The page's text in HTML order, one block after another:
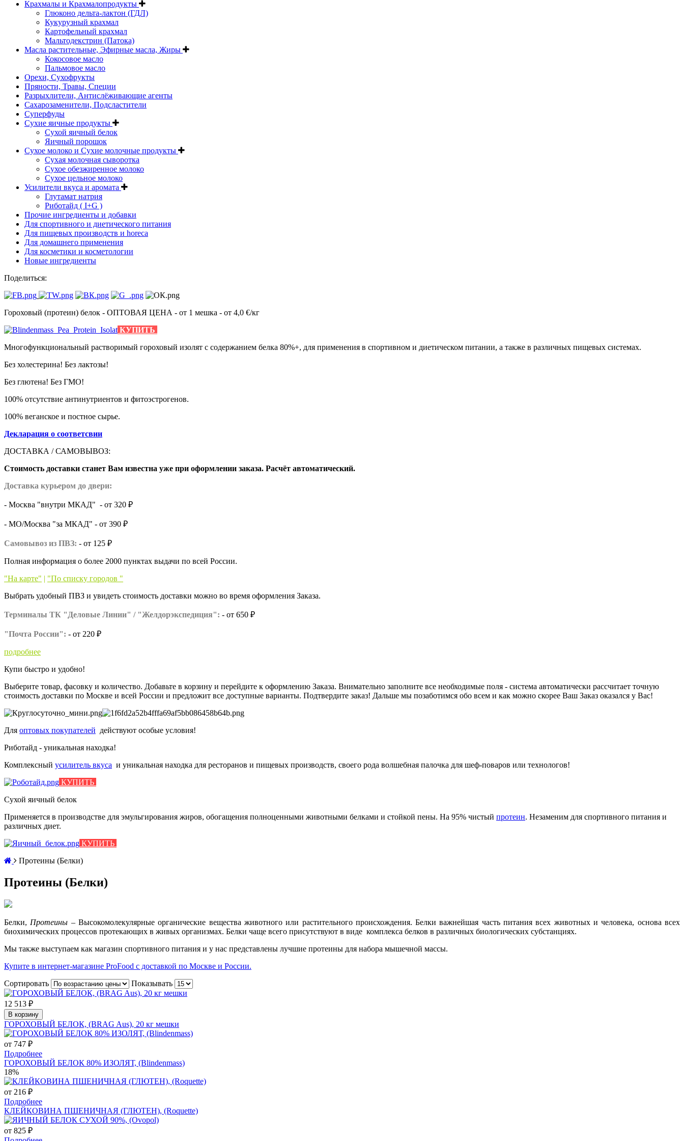
Крахмалы и Крахмалопродукты
Глюконо дельта-лактон (ГДЛ)
Кукурузный крахмал
Картофельный крахмал
Мальтодекстрин (Патока)
Масла растительные, Эфирные масла, Жиры
Кокосовое масло
Пальмовое масло
Орехи, Сухофрукты
Пряности, Травы, Специи
Разрыхлители, Антислёживающие агенты
Сахарозаменители, Подсластители
Суперфуды
Сухие яичные продукты
Сухой яичный белок
Яичный порошок
Сухое молоко и Сухие молочные продукты
Сухая молочная сыворотка
Сухое обезжиренное молоко
Сухое цельное молоко
Усилители вкуса и аромата
Глутамат натрия
Риботайд ( I+G )
Прочие ингредиенты и добавки
Для спортивного и диетического питания
Для пищевых производств и horeca
Для домашнего применения
Для косметики и косметологии
Новые ингредиенты
Поделиться:
Гороховый (протеин) белок - ОПТОВАЯ ЦЕНА - от 1 мешка - от 4,0 €/кг
КУПИТЬ
Многофункциональный растворимый гороховый изолят с содержанием белка 80%+, для применения в спортивном и диетическом питании, а также в различных пищевых системах.
Без холестерина! Без лактозы!
Без глютена! Без ГМО!
100% отсутствие антинутриентов и фитоэстрогенов.
100% веганское и постное сырье.
Декларация о соответсвии
ДОСТАВКА / САМОВЫВОЗ:
Стоимость доставки станет Вам известна уже при оформлении заказа. Расчёт автоматический.
Доставка курьером до двери:
- Москва "внутри МКАД" - от 320 ₽
- МО/Москва "за МКАД" - от 390 ₽
Самовывоз из ПВЗ: - от 125 ₽
Полная информация о более 2000 пунктах выдачи по всей России.
"На карте" | "По списку городов "
Выбрать удобный ПВЗ и увидеть стоимость доставки можно во время оформления Заказа.
Терминалы ТК "Деловые Линии" / "Желдорэкспедиция": - от 650 ₽
"Почта России": - от 220 ₽
подробнее
Купи быстро и удобно!
Выберите товар, фасовку и количество. Добавьте в корзину и перейдите к оформлению Заказа. Внимательно заполните все необходимые поля - система автоматически рассчитает точную
стоимость доставки по Москве и всей России и предложит все доступные варианты. Подтвердите заказ! Дальше мы позаботимся обо всем и как можно скорее Ваш Заказ оказался у Вас!
Для оптовых покупателей действуют особые условия!
Риботайд - уникальная находка!
Комплексный усилитель вкуса и уникальная находка для ресторанов и пищевых производств, своего рода волшебная палочка для шеф-поваров или технологов!
КУПИТЬ
Сухой яичный белок
Применяется в производстве для эмульгирования жиров, обогащения полноценными животными белками и стойкой пены. На 95% чистый протеин. Незаменим для спортивного питания и
различных диет.
КУПИТЬ
Протеины (Белки)
Протеины (Белки)
Белки, Протеины – Высокомолекулярные органические вещества животного или растительного происхождения. Белки важнейшая часть питания всех животных и человека, основа всех
биохимических процессов протекающих в живых организмах. Белки чаще всего присутствуют в виде комплекса белков в различных биологических субстанциях.
Мы также выступаем как магазин спортивного питания и у нас представлены лучшие протеины для набора мышечной массы.
Купите в интернет-магазине ProFood с доставкой по Москве и России.
Сортировать
Показывать
12 513 ₽
В корзину
ГОРОХОВЫЙ БЕЛОК, (BRAG Aus), 20 кг мешки
от 747 ₽
Подробнее
ГОРОХОВЫЙ БЕЛОК 80% ИЗОЛЯТ, (Blindenmass)
18%
от 216 ₽
Подробнее
КЛЕЙКОВИНА ПШЕНИЧНАЯ (ГЛЮТЕН), (Roquette)
от 825 ₽